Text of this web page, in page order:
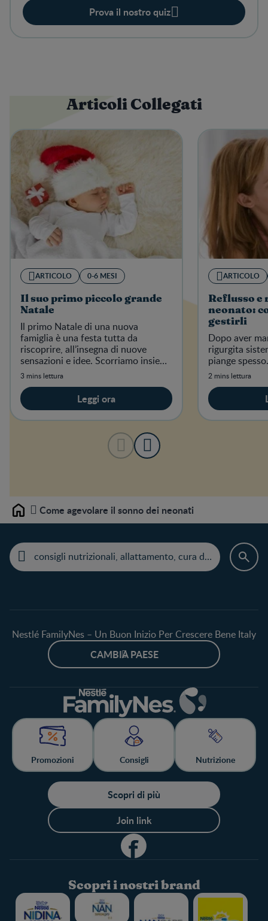
Prova il nostro quiz
Articoli Collegati
ARTICOLO 0-6 MESI
Il suo primo piccolo grande
Natale
Il primo Natale di una nuova
famiglia è una festa tutta da
riscoprire, all’insegna di nuove
sensazioni e idee. Scorriamo insieme
le più belle.
3 mins lettura
Leggi ora
ARTICOLO
Reflusso
neonato:
gestirli
Dopo aver
rigurgita
piange
2 mins lettura
Home Come agevolare il sonno dei neonati
Nestlé FamilyNes – Un Buon Inizio Per Crescere Bene Italy
CAMBIA PAESE
Promozioni Consigli Nutrizione
Scopri di più
Join link
Scopri i nostri brand